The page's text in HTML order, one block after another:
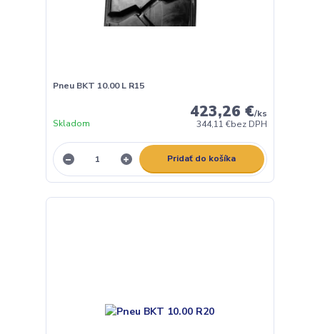
Pneu BKT 10.00 L R15
423,26 €/ks
344,11 €bez DPH
Skladom
Pridať do košíka